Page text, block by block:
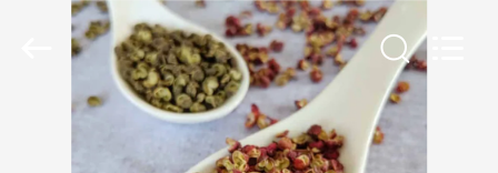
ΑΡΧΙΚΉ
ΣΕΛΊΔΑ